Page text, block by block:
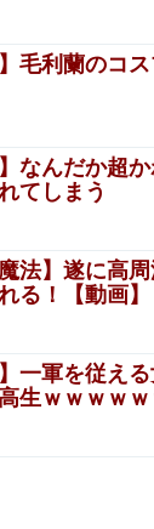
ガール、エッ
ークの中出し
る-】
レビ、女子大生
ズさん、「Aボ
しまう
とにかく愛で
方法│青色観測
を楽しむの？
・岡田紗佳(32)
】毛利蘭のコ
】なんだか超
てしまう
魔法】遂に高
る！【動画】
】一軍を従え
生ｗｗｗｗ